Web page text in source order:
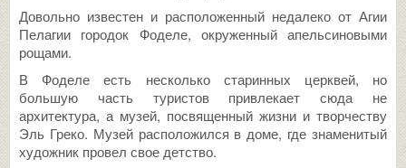
Довольно известен и расположенный недалеко от Агии
Пелагии городок Фоделе, окруженный апельсиновыми
рощами.
В Фоделе есть несколько старинных церквей, но
большую часть туристов привлекает сюда не
архитектура, а музей, посвященный жизни и творчеству
Эль Греко. Музей расположился в доме, где знаменитый
художник провел свое детство.